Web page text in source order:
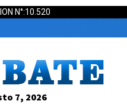
N°:10.520
7, 2026